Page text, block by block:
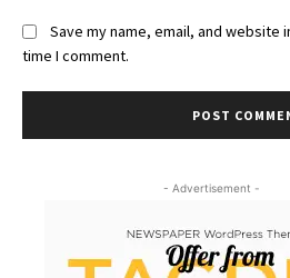
Save my name, email, and
time I comment.
- Advertisement -